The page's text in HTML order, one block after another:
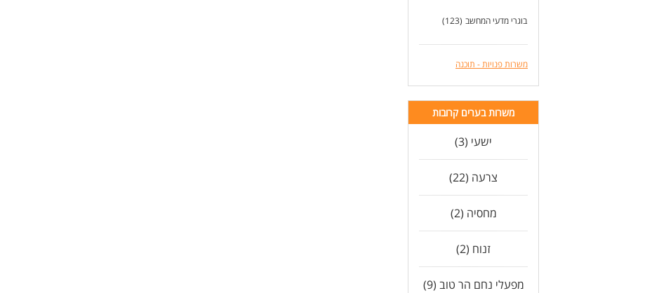
בוגרי מדעי המחשב (123)
משרות פנויות - תוכנה
משרות בערים קרובות
ישעי (3)
צרעה (22)
מחסיה (2)
זנוח (2)
מפעלי נחם הר טוב (9)